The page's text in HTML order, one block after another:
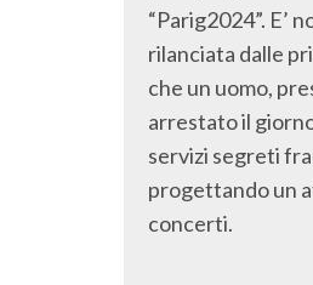
“Parig2024”. E’
rilanciata dalle
che un uomo,
arrestato il
servizi segreti
progettando un
concerti.